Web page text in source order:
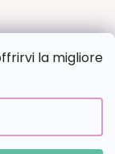
la migliore
FV STUDIO